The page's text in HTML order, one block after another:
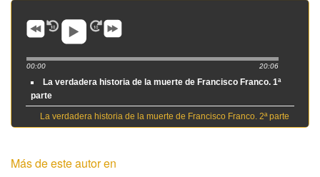
00:00 20:06
La verdadera historia de la muerte de Francisco Franco. 1ª
parte
La verdadera historia de la muerte de Francisco Franco. 2ª parte
Más de este autor en